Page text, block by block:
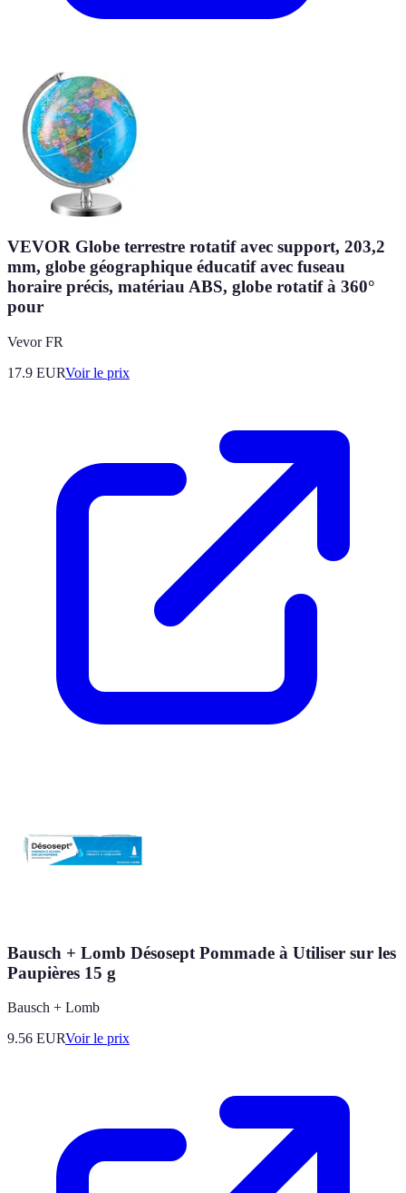
VEVOR Globe terrestre rotatif avec support, 203,2
mm, globe géographique éducatif avec fuseau
horaire précis, matériau ABS, globe rotatif à 360°
pour
Vevor FR
17.9 EURVoir le prix
Bausch + Lomb Désosept Pommade à Utiliser sur les
Paupières 15 g
Bausch + Lomb
9.56 EURVoir le prix